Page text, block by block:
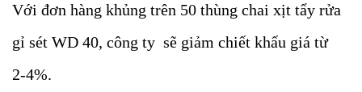
Với đơn hàng khủng trên 50 thùng chai xịt tẩy rửa
gỉ sét WD 40, công ty sẽ giảm chiết khấu giá từ
2-4%.